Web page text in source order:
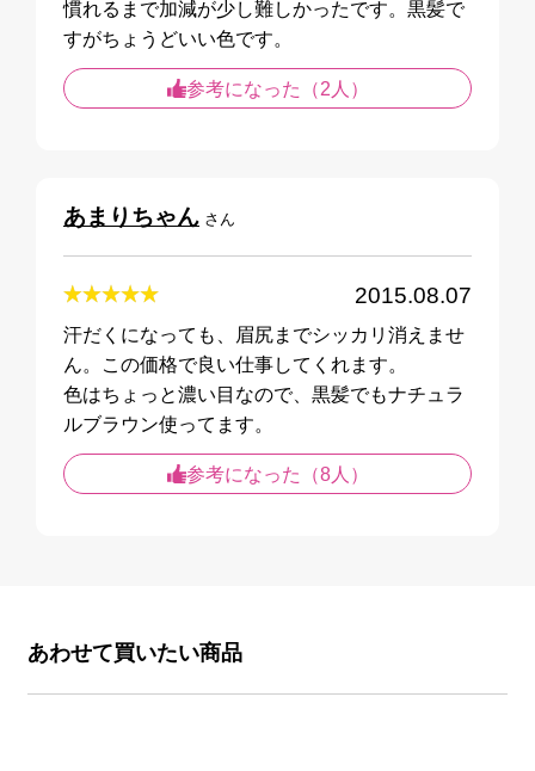
慣れるまで加減が少し難しかったです。黒髪で
すがちょうどいい色です。
参考になった（2人）
あまりちゃんさん
2015.08.07
汗だくになっても、眉尻までシッカリ消えませ
ん。この価格で良い仕事してくれます。
色はちょっと濃い目なので、黒髪でもナチュラ
ルブラウン使ってます。
参考になった（8人）
あわせて買いたい商品